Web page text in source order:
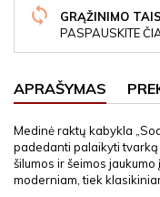
GRĄŽINIMO
PASPAUSKITE
APRAŠYMAS
Medinė raktų kabykla
padedanti palaikyti
šilumos ir šeimos
moderniam, tiek